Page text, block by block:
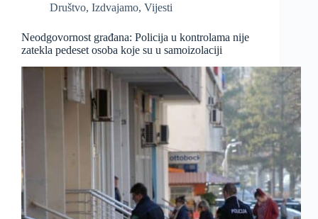
Društvo, Izdvajamo, Vijesti
Neodgovornost građana: Policija u kontrolama nije
zatekla pedeset osoba koje su u samoizolaciji